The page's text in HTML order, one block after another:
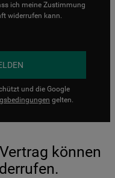
ich meine Zustimmung
widerrufen kann.
und die Google
gelten.
können